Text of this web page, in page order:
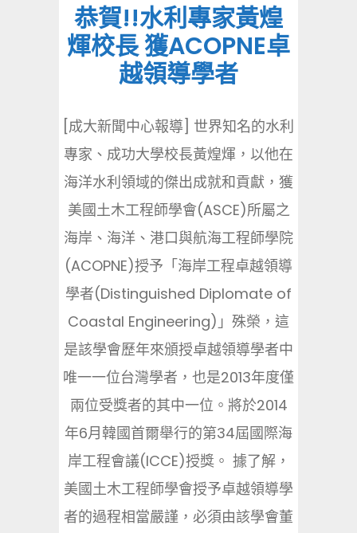
恭賀!!水利專家黃煌
煇校長 獲ACOPNE卓
越領導學者
[成大新聞中心報導] 世界知名的水利
專家、成功大學校長黃煌煇，以他在
海洋水利領域的傑出成就和貢獻，獲
美國土木工程師學會(ASCE)所屬之
海岸、海洋、港口與航海工程師學院
(ACOPNE)授予「海岸工程卓越領導
學者(Distinguished Diplomate of
Coastal Engineering)」殊榮，這
是該學會歷年來頒授卓越領導學者中
唯一一位台灣學者，也是2013年度僅
兩位受獎者的其中一位。將於2014
年6月韓國首爾舉行的第34屆國際海
岸工程會議(ICCE)授獎。 據了解，
美國土木工程師學會授予卓越領導學
者的過程相當嚴謹，必須由該學會董